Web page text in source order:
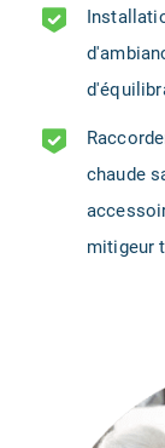
chaude
mitigeur